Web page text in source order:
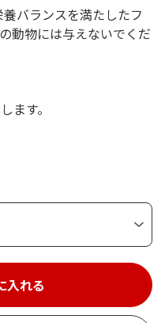
養バランスを満たしたフ
動物には与えないでくだ
ます。
入れる